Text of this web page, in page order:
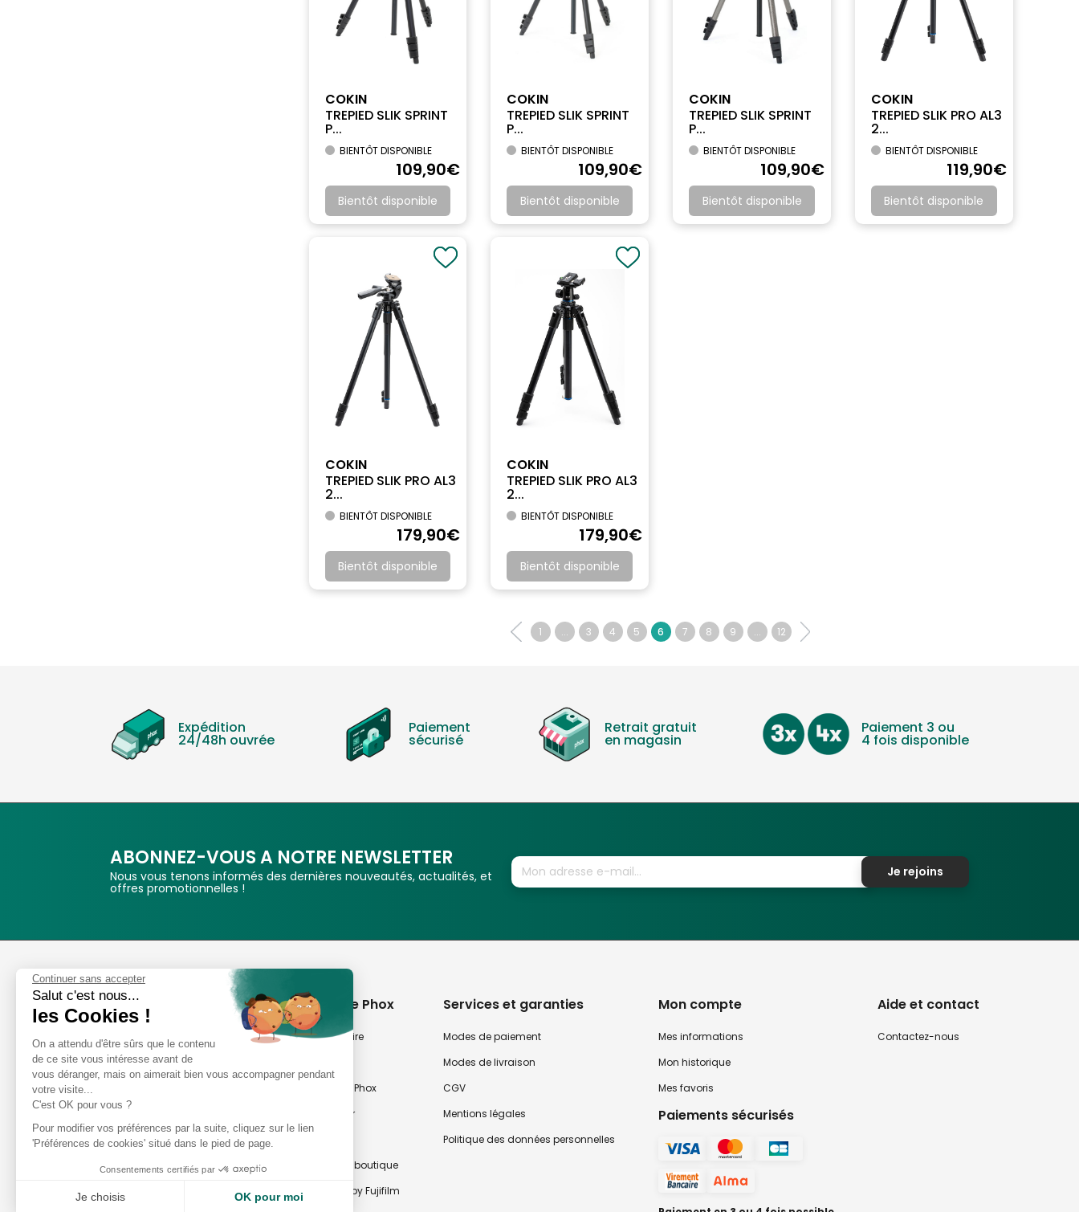
COKIN
TREPIED SLIK SPRINT
P...
BIENTÔT DISPONIBLE
109,90€
Bientôt disponible
COKIN
TREPIED SLIK SPRINT
P...
BIENTÔT DISPONIBLE
109,90€
Bientôt disponible
COKIN
TREPIED SLIK SPRINT
P...
BIENTÔT DISPONIBLE
109,90€
Bientôt disponible
COKIN
TREPIED SLIK PRO AL3
2...
BIENTÔT DISPONIBLE
119,90€
Bientôt disponible
COKIN
TREPIED SLIK PRO AL3
2...
BIENTÔT DISPONIBLE
179,90€
Bientôt disponible
COKIN
TREPIED SLIK PRO AL3
2...
BIENTÔT DISPONIBLE
179,90€
Bientôt disponible
1 ... 3 4 5 6 7 8 9 ... 12
Expédition
24/48h ouvrée
Paiement
sécurisé
Retrait gratuit
en magasin
Paiement 3 ou
4 fois disponible
ABONNEZ-VOUS A NOTRE NEWSLETTER
Nous vous tenons informés des dernières nouveautés, actualités, et
offres promotionnelles !
Je rejoins
Phox
Spécialiste de l'image
Suivez-nous
Avis clients
8,2/10 Avis vérifiés
L'Appli Phox
A propos de Phox
Notre savoir-faire
Nos magasins Phox
Notre newsletter
Atelier Photo en boutique
Travaux Photo by Fujifilm
Services et garanties
Modes de paiement
Modes de livraison
CGV
Mentions légales
Politique des données personnelles
Mon compte
Mes informations
Mon historique
Mes favoris
Paiements sécurisés
Aide et contact
Contactez-nous
Continuer sans accepter
Salut c'est nous...
les Cookies !
On a attendu d'être sûrs que le contenu
de ce site vous intéresse avant de
vous déranger, mais on aimerait bien vous accompagner pendant
votre visite...
C'est OK pour vous ?
Pour modifier vos préférences par la suite, cliquez sur le lien
'Préférences de cookies' situé dans le pied de page.
Consentements certifiés par
Je choisis OK pour moi